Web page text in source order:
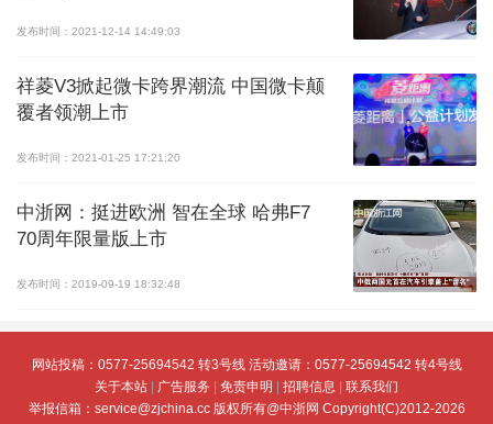
发布时间：2021-12-14 14:49:03
祥菱V3掀起微卡跨界潮流 中国微卡颠
覆者领潮上市
发布时间：2021-01-25 17:21:20
中浙网：挺进欧洲 智在全球 哈弗F7
70周年限量版上市
发布时间：2019-09-19 18:32:48
网站投稿：0577-25694542 转3号线 活动邀请：0577-25694542 转4号线
关于本站
广告服务 免责申明 招聘信息
联系我们
举报信箱：service@zjchina.cc 版权所有@中浙网 Copyright(C)2012-2026